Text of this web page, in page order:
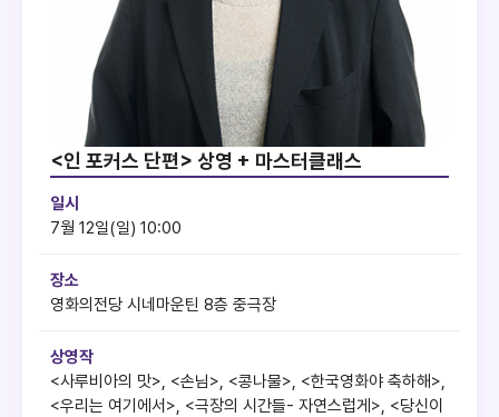
<인 포커스 단편> 상영 + 마스터클래스
일시
7월 12일(일) 10:00
장소
영화의전당 시네마운틴 8층 중극장
상영작
<사루비아의 맛>, <손님>, <콩나물>, <한국영화야 축하해>,
<우리는 여기에서>, <극장의 시간들- 자연스럽게>, <당신이